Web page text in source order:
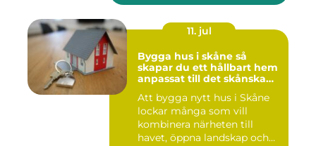
11. jul
Bygga hus i skåne så
skapar du ett hållbart hem
anpassat till det skånska
Att bygga nytt hus i Skåne
lockar många som vill
kombinera närheten till
havet, öppna landskap och